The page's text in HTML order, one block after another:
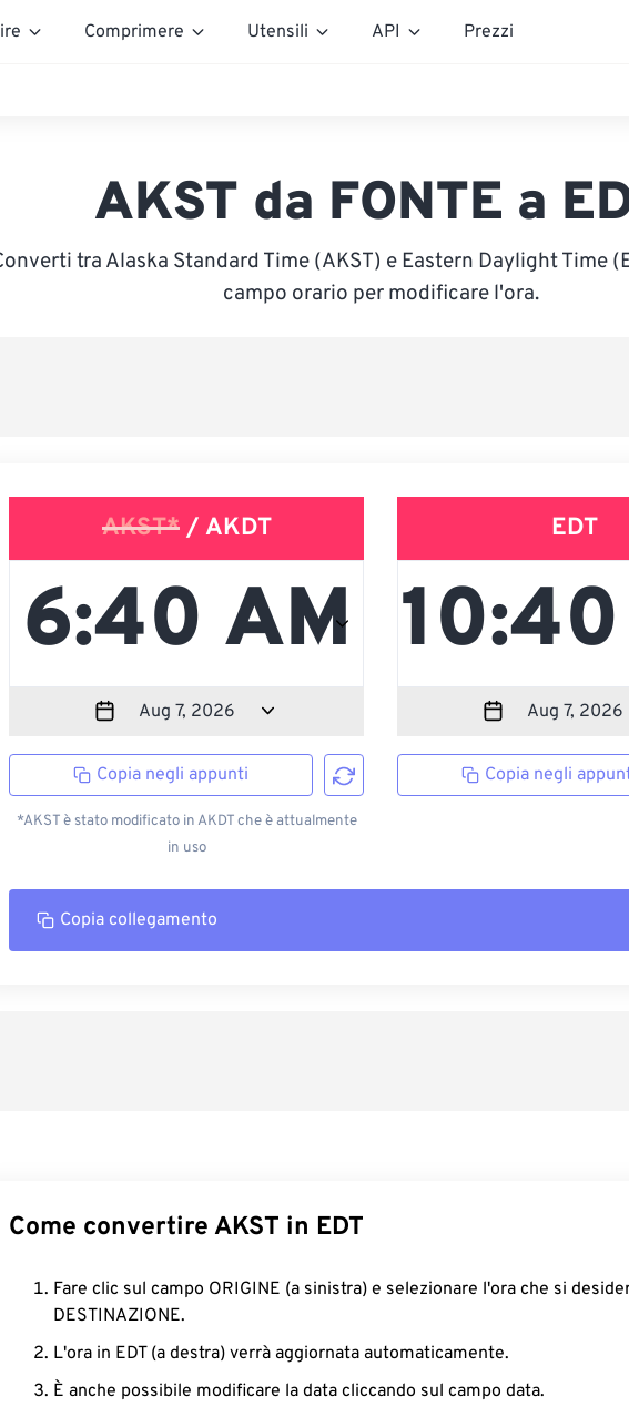
Comprimere Utensili API Prezzi
AKST da FONTE a
tra Alaska Standard Time (AKST) e Eastern Daylight Time
campo orario per modificare l'ora.
AKST*/ AKDT
Copia negli appunti
*AKST è stato modificato in AKDT che è attualmente
in uso
EDT
Copia negli
Copia collegamento
Come convertire AKST in EDT
Fare clic sul campo ORIGINE (a sinistra) e selezionare l'ora che si
DESTINAZIONE.
L'ora in EDT (a destra) verrà aggiornata automaticamente.
È anche possibile modificare la data cliccando sul campo data.